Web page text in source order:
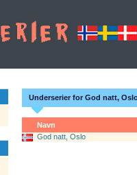
Underserier for God natt,
Navn
God natt, Oslo